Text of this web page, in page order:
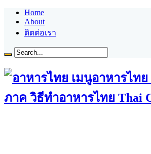
Home
About
ติตต่อเรา
ภาค วิธีทำอาหารไทย Thai